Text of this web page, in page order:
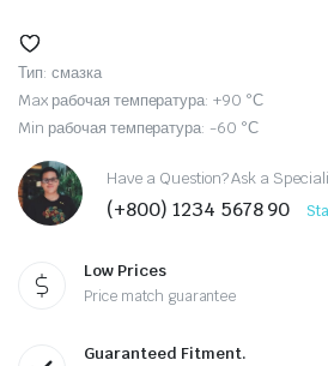
Тип: смазка
Max рабочая температура: +90 °С
Min рабочая температура: -60 °С
Have a Question? Ask a
(+800) 1234 5678 90
Low Prices
Price match guarantee
Guaranteed Fitment.